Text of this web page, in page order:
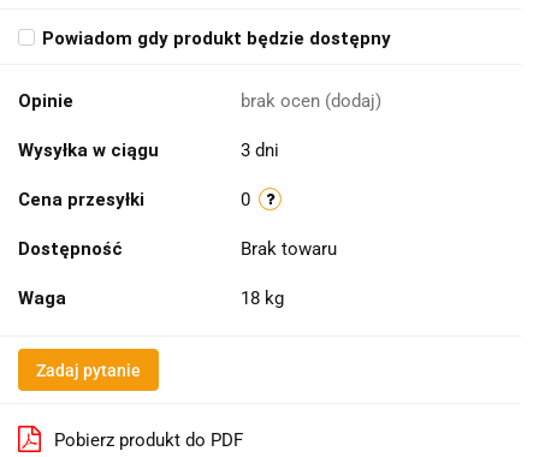
Powiadom gdy produkt będzie dostępny
Opinie brak ocen (dodaj)
Wysyłka w ciągu 3 dni
Cena przesyłki 0
Dostępność Brak towaru
Waga 18 kg
Zadaj pytanie
Pobierz produkt do PDF